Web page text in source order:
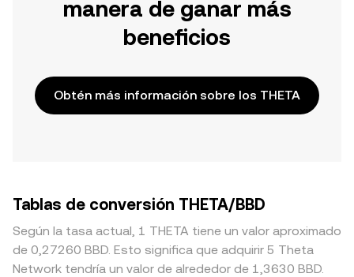
manera de ganar más
beneficios
Obtén más información sobre los THETA
Tablas de conversión THETA/BBD
Según la tasa actual, 1 THETA tiene un valor aproximado
de 0,27260 BBD. Esto significa que adquirir 5 Theta
Network tendría un valor de alrededor de 1,3630 BBD.